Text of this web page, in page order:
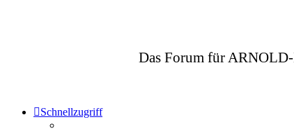
Das Forum für ARNOLD-
Schnellzugriff